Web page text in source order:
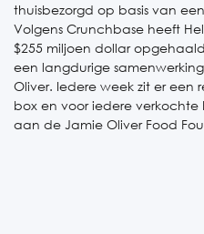
thuisbezorgd op basis van
Volgens Crunchbase heeft
$255 miljoen dollar
een langdurige
Oliver. Iedere week zit er
box en voor iedere verkochte
aan de Jamie Oliver Food